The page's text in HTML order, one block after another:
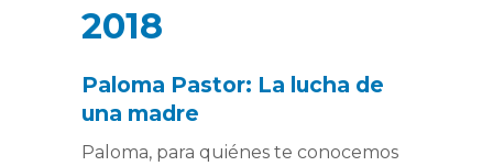
2018
Paloma Pastor: La lucha de
una madre
Paloma, para quiénes te conocemos